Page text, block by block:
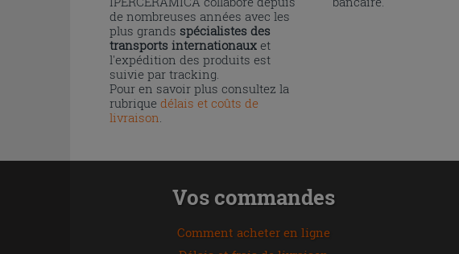
de nombreuses années avec les
plus grands spécialistes des
transports internationaux et
l'expédition des produits est
suivie par tracking.
Pour en savoir plus consultez la
rubrique délais et coûts de
livraison.
Vos commandes
Comment acheter en ligne